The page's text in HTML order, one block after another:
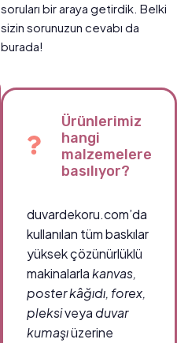
soruları bir araya getirdik. Belki
sizin sorunuzun cevabı da
burada!
Ürünlerimiz
hangi
malzemelere
basılıyor?
duvardekoru.com’da
kullanılan tüm baskılar
yüksek çözünürlüklü
makinalarlakanvas,
poster kâğıdı, forex,
pleksiveya duvar
kumaşıüzerine